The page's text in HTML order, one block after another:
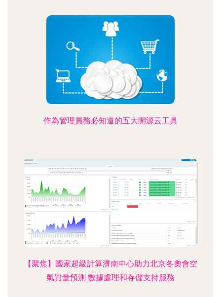
作為管理員務必知道的五大開源云工具
【聚焦】國家超級計算濟南中心助力北京冬奧會空
氣質量預測 數據處理和存儲支持服務